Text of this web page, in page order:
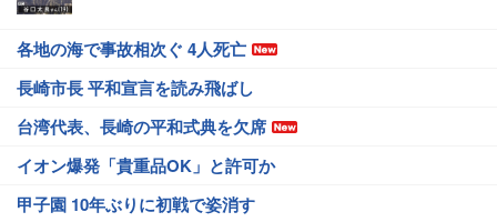
各地の海で事故相次ぐ 4人死亡
長崎市長 平和宣言を読み飛ばし
台湾代表、長崎の平和式典を欠席
イオン爆発「貴重品OK」と許可か
甲子園 10年ぶりに初戦で姿消す